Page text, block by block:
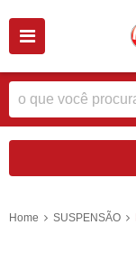
Home SUSPENSÃO